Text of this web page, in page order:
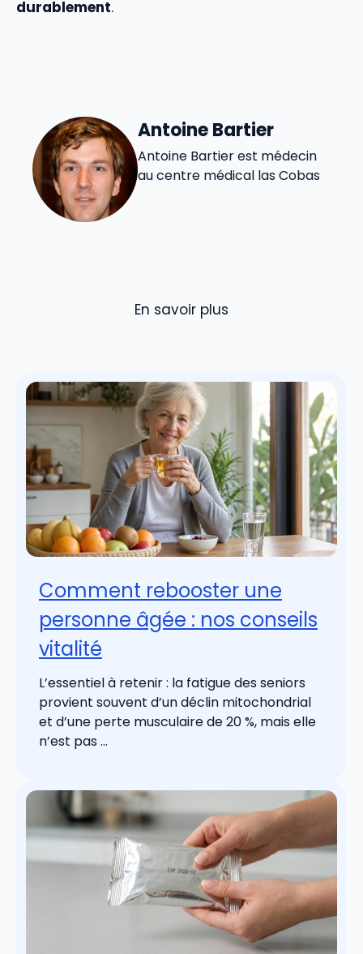
durablement.
Antoine Bartier
Antoine Bartier est médecin
au centre médical las Cobas
En savoir plus
Comment rebooster une
personne âgée : nos conseils
vitalité
L’essentiel à retenir : la fatigue des seniors
provient souvent d’un déclin mitochondrial
et d’une perte musculaire de 20 %, mais elle
n’est pas ...